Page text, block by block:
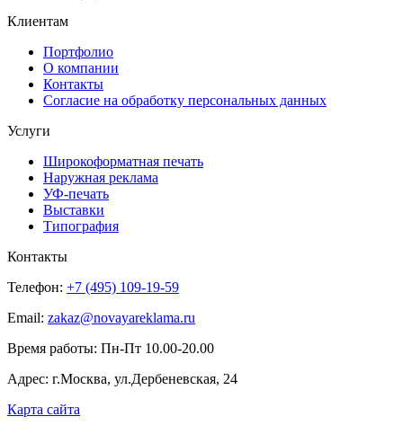
Клиентам
Портфолио
О компании
Контакты
Согласие на обработку персональных данных
Услуги
Широкоформатная печать
Наружная реклама
УФ-печать
Выставки
Типография
Контакты
Телефон: +7 (495) 109-19-59
Email: zakaz@novayareklama.ru
Время работы: Пн-Пт 10.00-20.00
Адрес: г.Москва, ул.Дербеневская, 24
Карта сайта